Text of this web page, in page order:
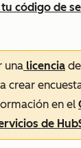
código de
una licencia de
crear
en el
de